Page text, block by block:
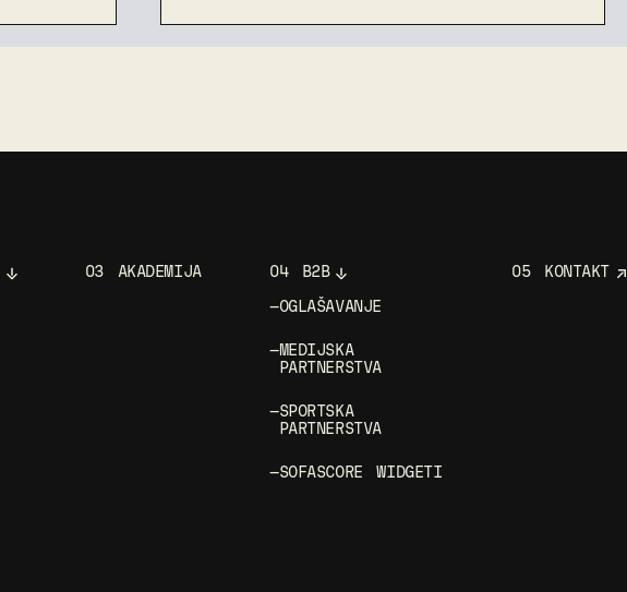
03 AKADEMIJA 04 B2B
—OGLAŠAVANJE
—MEDIJSKA
PARTNERSTVA
—SPORTSKA
PARTNERSTVA
—SOFASCORE WIDGETI
05 KONTAKT